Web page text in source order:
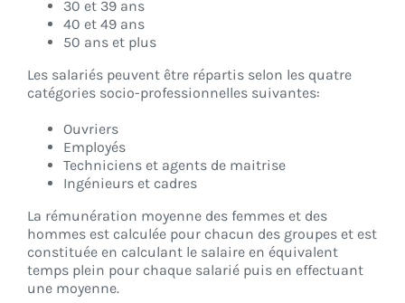
30 et 39 ans
40 et 49 ans
50 ans et plus
Les salariés peuvent être répartis selon les quatre
catégories socio-professionnelles suivantes:
Ouvriers
Employés
Techniciens et agents de maitrise
Ingénieurs et cadres
La rémunération moyenne des femmes et des
hommes est calculée pour chacun des groupes et est
constituée en calculant le salaire en équivalent
temps plein pour chaque salarié puis en effectuant
une moyenne.